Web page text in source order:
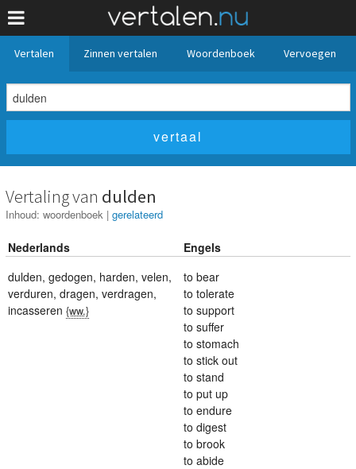
Vertalen Zinnen vertalen Woordenboek Vervoegen
Vertaling van dulden
Inhoud: woordenboek | gerelateerd
Nederlands
Engels
dulden, gedogen, harden, velen,
verduren, dragen, verdragen,
incasseren {ww.}
to bear
to tolerate
to support
to suffer
to stomach
to stick out
to stand
to put up
to endure
to digest
to brook
to abide